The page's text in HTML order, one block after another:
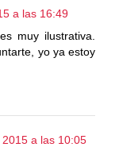
a las 16:49
muy ilustrativa.
yo ya estoy
a las 10:05